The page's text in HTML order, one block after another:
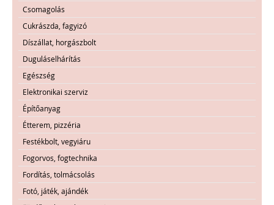
Csomagolás
Cukrászda, fagyizó
Díszállat, horgászbolt
Duguláselhárítás
Egészség
Elektronikai szerviz
Építőanyag
Étterem, pizzéria
Festékbolt, vegyiáru
Fogorvos, fogtechnika
Fordítás, tolmácsolás
Fotó, játék, ajándék